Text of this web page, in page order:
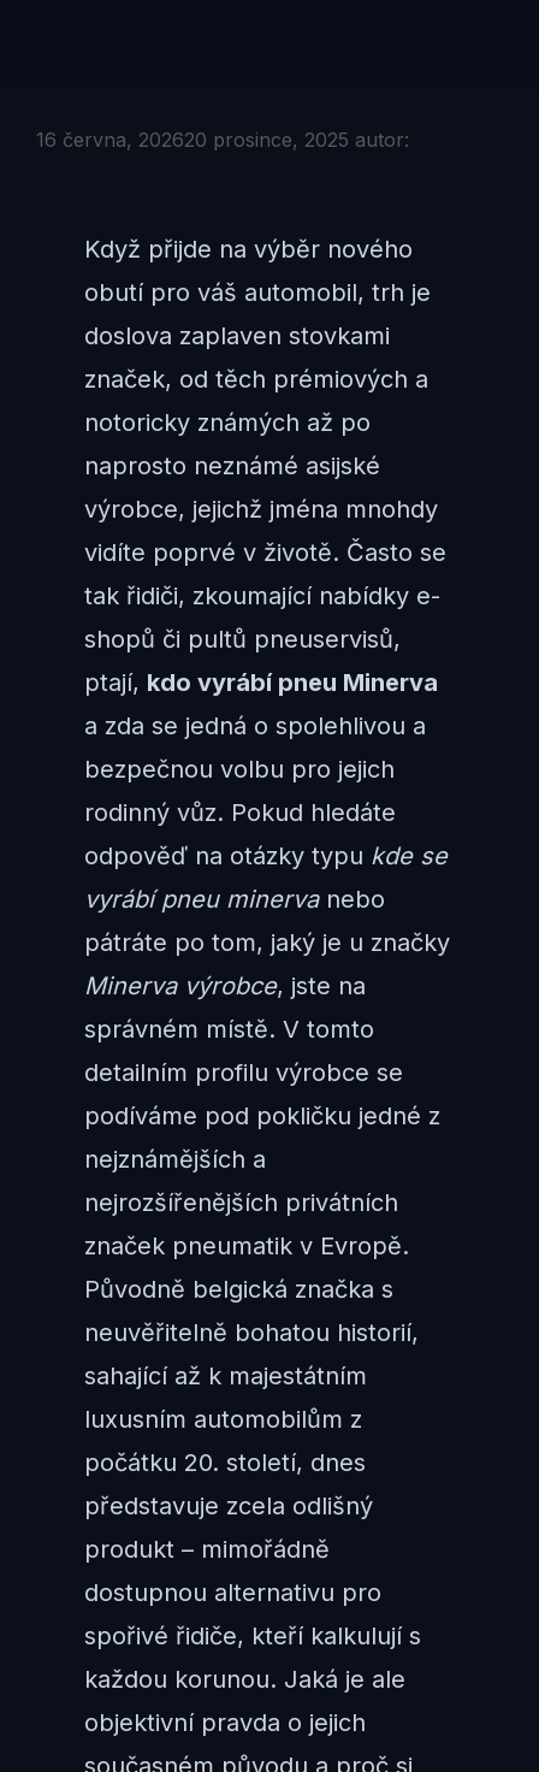
16 června, 202620 prosince, 2025 autor:
Když přijde na výběr nového
obutí pro váš automobil, trh je
doslova zaplaven stovkami
značek, od těch prémiových a
notoricky známých až po
naprosto neznámé asijské
výrobce, jejichž jména mnohdy
vidíte poprvé v životě. Často se
tak řidiči, zkoumající nabídky e-
shopů či pultů pneuservisů,
ptají, kdo vyrábí pneu Minerva
a zda se jedná o spolehlivou a
bezpečnou volbu pro jejich
rodinný vůz. Pokud hledáte
odpověď na otázky typu kde se
vyrábí pneu minervanebo
pátráte po tom, jaký je u značky
Minerva výrobce, jste na
správném místě. V tomto
detailním profilu výrobce se
podíváme pod pokličku jedné z
nejznámějších a
nejrozšířenějších privátních
značek pneumatik v Evropě.
Původně belgická značka s
neuvěřitelně bohatou historií,
sahající až k majestátním
luxusním automobilům z
počátku 20. století, dnes
představuje zcela odlišný
produkt – mimořádně
dostupnou alternativu pro
spořivé řidiče, kteří kalkulují s
každou korunou. Jaká je ale
objektivní pravda o jejich
současném původu a proč si